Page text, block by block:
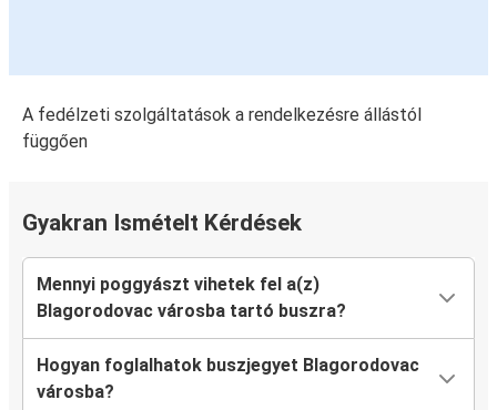
A fedélzeti szolgáltatások a rendelkezésre állástól
függően
Gyakran Ismételt Kérdések
Mennyi poggyászt vihetek fel a(z)
Blagorodovac városba tartó buszra?
Hogyan foglalhatok buszjegyet Blagorodovac
városba?